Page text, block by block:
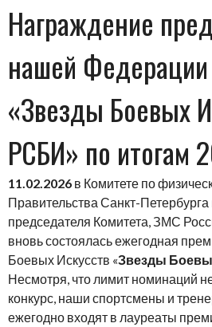
Награждение
нашей
«Звезды Боевых
РСБИ» по итогам
11.02.2026 в Комитете по
Правительства Санкт-
председателя Комитета, ЗМС
вновь состоялась ежегодная
Боевых Искусств «Звезды
Несмотря, что лимит номинаций
конкурс, наши спортсмены и
ежегодно входят в лауреаты